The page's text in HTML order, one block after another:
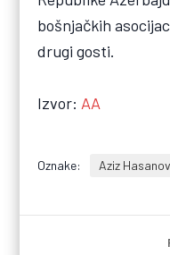
bošnjačkih
drugi gosti.
Izvor: AA
Oznake: Aziz